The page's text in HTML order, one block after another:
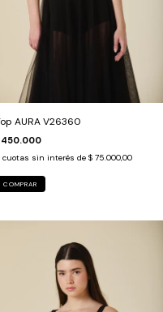
AURA V26360
cuotas sin interés de $ 75.000,00
COMPRAR